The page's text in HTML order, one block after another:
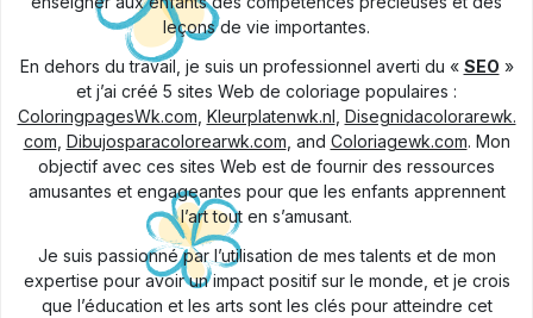
leçons de vie importantes.
En dehors du travail, je suis un professionnel averti du « SEO »
et j’ai créé 5 sites Web de coloriage populaires :
ColoringpagesWk.com, Kleurplatenwk.nl , Disegnidacolorarewk.
com, Dibujosparacolorearwk.com, and Coloriagewk.com. Mon
objectif avec ces sites Web est de fournir des ressources
amusantes et engageantes pour que les enfants apprennent
l’art tout en s’amusant.
Je suis passionné par l’utilisation de mes talents et de mon
expertise pour avoir un impact positif sur le monde, et je crois
que l’éducation et les arts sont les clés pour atteindre cet